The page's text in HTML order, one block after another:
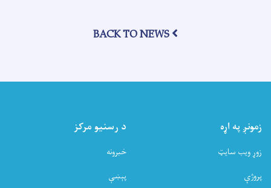
په
ناسته
ترسره
BACK TO NEWS
زمونږ په اړه
زوړ ویب سایټ
پروژې
د رسنیو مرکز
خبرونه
پېښې